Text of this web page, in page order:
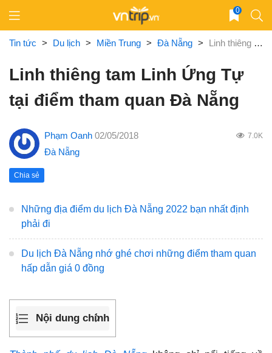
content
0
Tin tức > Du lịch > Miền Trung > Đà Nẵng > Linh thiêng tam Linh Ứng Tự tại điểm tham quan Đà Nẵng
Linh thiêng tam Linh Ứng Tự
tại điểm tham quan Đà Nẵng
Phạm Oanh 02/05/2018 7.0K
Đà Nẵng
Chia sẻ
Những địa điểm du lịch Đà Nẵng 2022 bạn nhất định
phải đi
Du lịch Đà Nẵng nhớ ghé chơi những điểm tham quan
hấp dẫn giá 0 đồng
Nội dung chính